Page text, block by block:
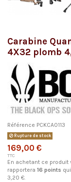
Carabine
4X32 plomb
Référence PCKCA0113
Rupture de stock
169,00 €
TTC
En achetant ce produit
rapportera 16 points
3,20 €.